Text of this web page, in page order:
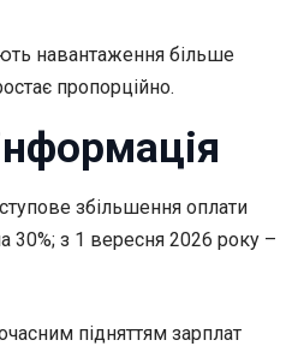
навантаження більше
пропорційно.
збільшення оплати
30%; з 1 вересня 2026 року –
підняттям зарплат